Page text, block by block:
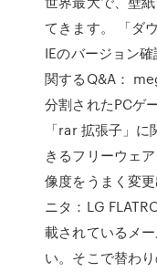
てきます。 「ダ
IEのバージョン
関するQ&A：
分割されたPCゲ
「rar 拡張子」
きるフリーウェ
像度をうまく変
ニタ：LG
載されているメ
い。そこで替わ